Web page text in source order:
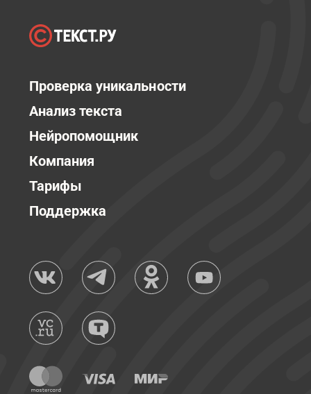
Проверка уникальности
Анализ текста
Нейропомощник
Компания
Тарифы
Поддержка